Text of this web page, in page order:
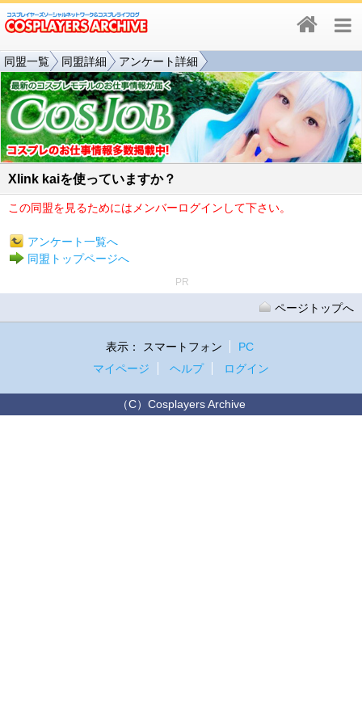
同盟一覧 同盟詳細 アンケート詳細
Xlink kaiを使っていますか？
この同盟を見るためにはメンバーログインして下さい。
アンケート一覧へ
同盟トップページへ
PR
ページトップへ
表示： スマートフォン
PC
マイページ
ヘルプ ログイン
（C）Cosplayers Archive